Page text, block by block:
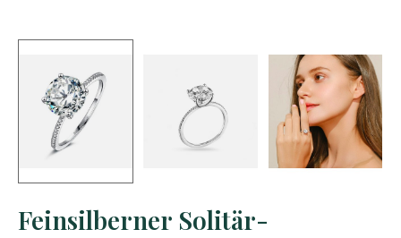
Feinsilberner Solitär-